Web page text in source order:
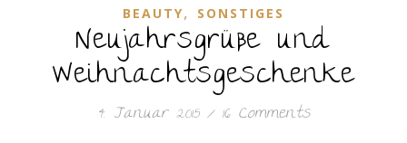
BEAUTY, SONSTIGES
Neujahrsgrüße und
Weihnachtsgeschenke
4. Januar 2015 / 16 Comments